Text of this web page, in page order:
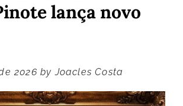
lança novo
2026 byJoacles Costa